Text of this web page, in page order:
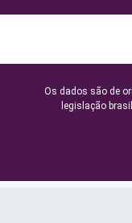
Os dados são de
legislação